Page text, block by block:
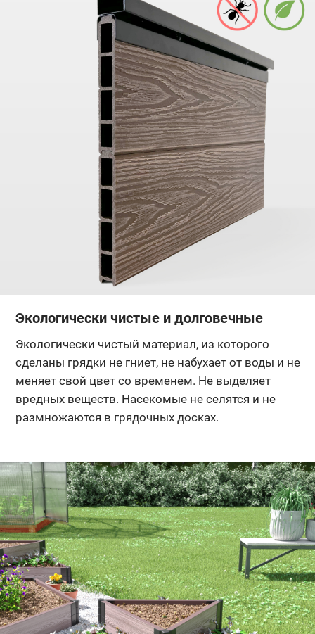
Экологически чистые и долговечные
Экологически чистый материал, из которого
сделаны грядки не гниет, не набухает от воды и не
меняет свой цвет со временем. Не выделяет
вредных веществ. Насекомые не селятся и не
размножаются в грядочных досках.